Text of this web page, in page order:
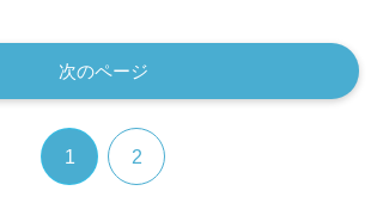
次のページ
1 2